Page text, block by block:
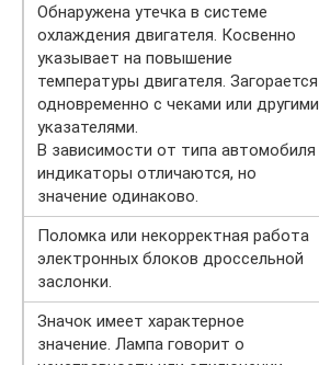
Обнаружена утечка в системе
охлаждения двигателя. Косвенно
указывает на повышение
температуры двигателя. Загорается
одновременно с чеками или другими
указателями.
В зависимости от типа автомобиля
индикаторы отличаются, но
значение одинаково.
Поломка или некорректная работа
электронных блоков дроссельной
заслонки.
Значок имеет характерное
значение. Лампа говорит о